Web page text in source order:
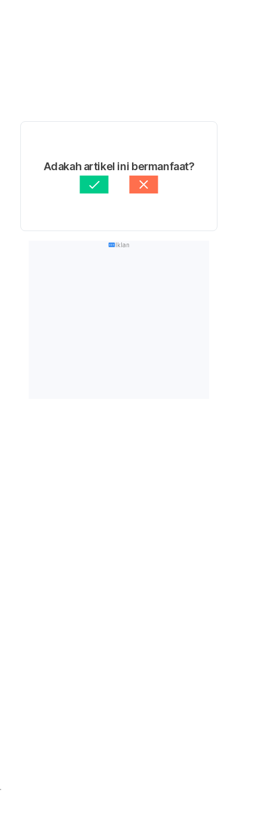
Adakah artikel ini bermanfaat?
Iklan